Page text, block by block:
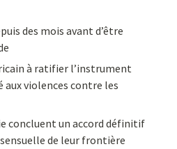
des mois avant d’être
à ratifier l’instrument
aux violences contre les
concluent un accord définitif
de leur frontière